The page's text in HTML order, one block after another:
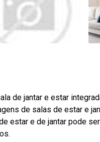
de jantar e estar
de salas de estar e
estar e de jantar pode